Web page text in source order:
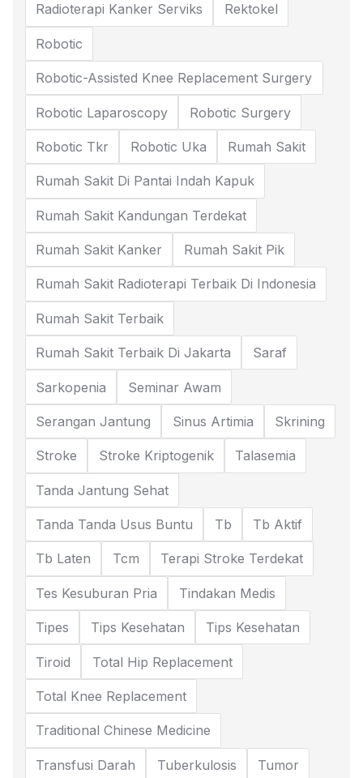
Radioterapi Kanker Serviks Rektokel
Robotic
Robotic-Assisted Knee Replacement Surgery
Robotic Laparoscopy Robotic Surgery
Robotic Tkr Robotic Uka Rumah Sakit
Rumah Sakit Di Pantai Indah Kapuk
Rumah Sakit Kandungan Terdekat
Rumah Sakit Kanker Rumah Sakit Pik
Rumah Sakit Radioterapi Terbaik Di Indonesia
Rumah Sakit Terbaik
Rumah Sakit Terbaik Di Jakarta Saraf
Sarkopenia Seminar Awam
Serangan Jantung Sinus Artimia Skrining
Stroke Stroke Kriptogenik Talasemia
Tanda Jantung Sehat
Tanda Tanda Usus Buntu Tb Tb Aktif
Tb Laten Tcm Terapi Stroke Terdekat
Tes Kesuburan Pria Tindakan Medis
Tipes Tips Kesehatan Tips Kesehatan
Tiroid Total Hip Replacement
Total Knee Replacement
Traditional Chinese Medicine
Transfusi Darah Tuberkulosis Tumor